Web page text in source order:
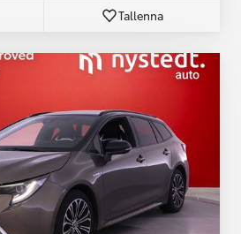
Tallenna